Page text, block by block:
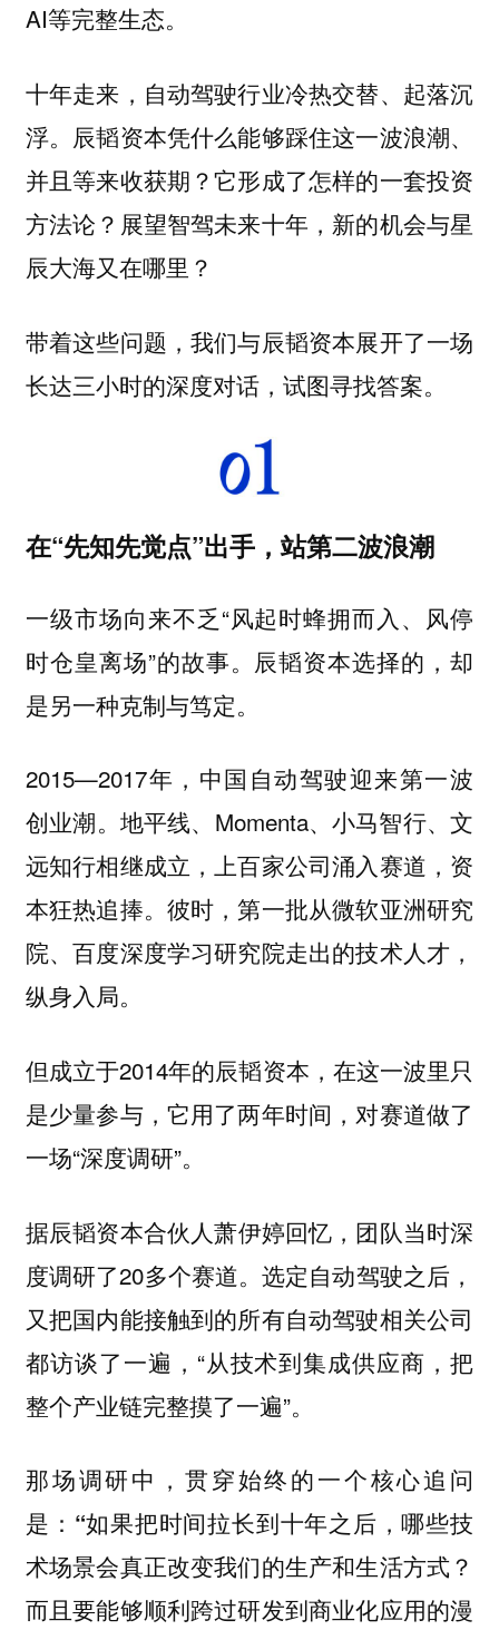
AI等完整生态。
十年走来，自动驾驶行业冷热交替、起落沉
浮。辰韬资本凭什么能够踩住这一波浪潮、
并且等来收获期？它形成了怎样的一套投资
方法论？展望智驾未来十年，新的机会与星
辰大海又在哪里？
带着这些问题，我们与辰韬资本展开了一场
长达三小时的深度对话，试图寻找答案。
在“先知先觉点”出手，站第二波浪潮
一级市场向来不乏“风起时蜂拥而入、风停
时仓皇离场”的故事。辰韬资本选择的，却
是另一种克制与笃定。
2015—2017年，中国自动驾驶迎来第一波
创业潮。地平线、Momenta、小马智行、文
远知行相继成立，上百家公司涌入赛道，资
本狂热追捧。彼时，第一批从微软亚洲研究
院、百度深度学习研究院走出的技术人才，
纵身入局。
但成立于2014年的辰韬资本，在这一波里只
是少量参与，它用了两年时间，对赛道做了
一场“深度调研”。
据辰韬资本合伙人萧伊婷回忆，团队当时深
度调研了20多个赛道。选定自动驾驶之后，
又把国内能接触到的所有自动驾驶相关公司
都访谈了一遍，“从技术到集成供应商，把
整个产业链完整摸了一遍”。
那场调研中，贯穿始终的一个核心追问
是： “如果把时间拉长到十年之后，哪些技
术场景会真正改变我们的生产和生活方式？
而且要能够顺利跨过研发到商业化应用的漫